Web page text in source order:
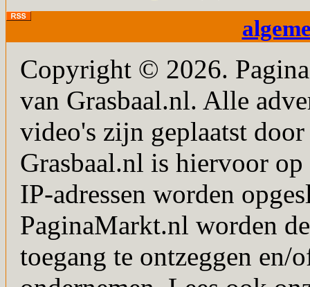
Copyright © 2026.
van Grasbaal.nl. Alle
video's zijn geplaatst
Grasbaal.nl is hiervoor
IP-adressen worden
PaginaMarkt.nl worden
toegang te ontzeggen en/